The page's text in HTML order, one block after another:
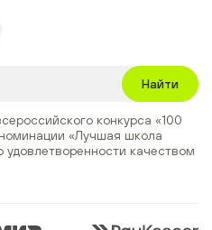
Найти
конкурса «100
«Лучшая школа
удовлетворенности качеством